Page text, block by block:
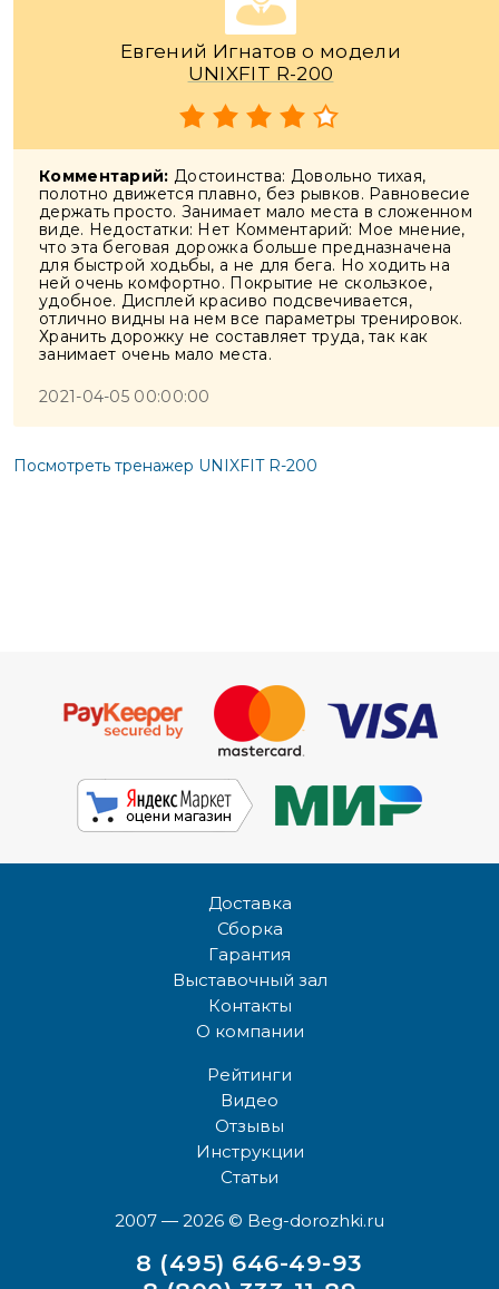
Евгений Игнатов о модели
UNIXFIT R-200
Комментарий: Достоинства: Довольно тихая,
полотно движется плавно, без рывков. Равновесие
держать просто. Занимает мало места в сложенном
виде. Недостатки: Нет Комментарий: Мое мнение,
что эта беговая дорожка больше предназначена
для быстрой ходьбы, а не для бега. Но ходить на
ней очень комфортно. Покрытие не скользкое,
удобное. Дисплей красиво подсвечивается,
отлично видны на нем все параметры тренировок.
Хранить дорожку не составляет труда, так как
занимает очень мало места.
2021-04-05 00:00:00
Посмотреть тренажер UNIXFIT R-200
Доставка
Сборка
Гарантия
Выставочный зал
Контакты
О компании
Рейтинги
Видео
Отзывы
Инструкции
Статьи
2007 — 2026 © Beg-dorozhki.ru
8 (495) 646-49-93